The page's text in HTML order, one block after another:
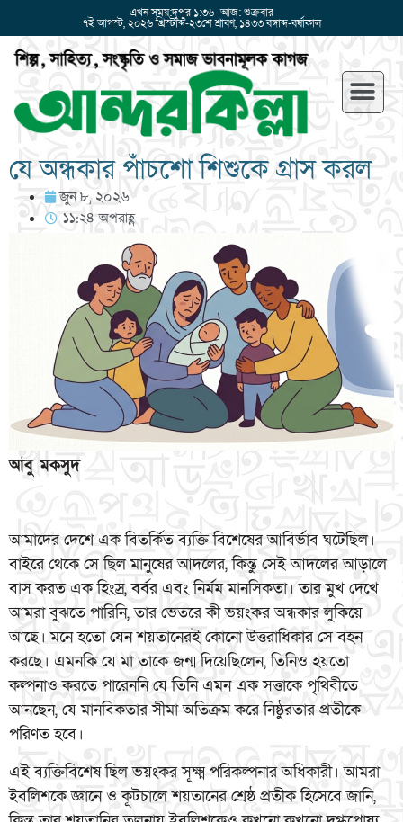
এখন সময়:দুপুর ১:৩৬- আজ: শুক্রবার
৭ই আগস্ট, ২০২৬ খ্রিস্টাব্দ-২৩শে শ্রাবণ, ১৪৩৩ বঙ্গাব্দ-বর্ষাকাল
যে অন্ধকার পাঁচশো শিশুকে গ্রাস করল
জুন ৮, ২০২৬
১১:২৪ অপরাহ্ণ
আবু মকসুদ
আমাদের দেশে এক বিতর্কিত ব্যক্তি বিশেষের আবির্ভাব ঘটেছিল।
বাইরে থেকে সে ছিল মানুষের আদলের, কিন্তু সেই আদলের আড়ালে
বাস করত এক হিংস্র, বর্বর এবং নির্মম মানসিকতা। তার মুখ দেখে
আমরা বুঝতে পারিনি, তার ভেতরে কী ভয়ংকর অন্ধকার লুকিয়ে
আছে। মনে হতো যেন শয়তানেরই কোনো উত্তরাধিকার সে বহন
করছে। এমনকি যে মা তাকে জন্ম দিয়েছিলেন, তিনিও হয়তো
কল্পনাও করতে পারেননি যে তিনি এমন এক সত্তাকে পৃথিবীতে
আনছেন, যে মানবিকতার সীমা অতিক্রম করে নিষ্ঠুরতার প্রতীকে
পরিণত হবে।
এই ব্যক্তিবিশেষ ছিল ভয়ংকর সূক্ষ্ম পরিকল্পনার অধিকারী। আমরা
ইবলিশকে জ্ঞানে ও কূটচালে শয়তানের শ্রেষ্ঠ প্রতীক হিসেবে জানি,